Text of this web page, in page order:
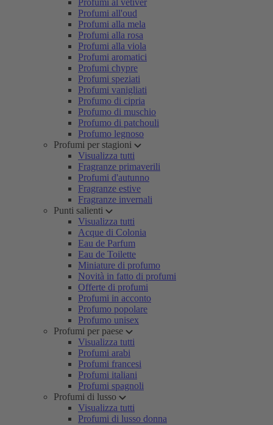
Profumi al vetiver
Profumi all'oud
Profumi alla mela
Profumi alla rosa
Profumi alla viola
Profumi aromatici
Profumi chypre
Profumi speziati
Profumi vanigliati
Profumo di cipria
Profumo di muschio
Profumo di patchouli
Profumo legnoso
Profumi per stagioni
Visualizza tutti
Fragranze primaverili
Profumi d'autunno
Fragranze estive
Fragranze invernali
Punti salienti
Visualizza tutti
Acque di Colonia
Eau de Parfum
Eau de Toilette
Miniature di profumo
Novità in fatto di profumi
Offerte di profumi
Profumi in acconto
Profumo popolare
Profumo unisex
Profumi per paese
Visualizza tutti
Profumi arabi
Profumi francesi
Profumi italiani
Profumi spagnoli
Profumi di lusso
Visualizza tutti
Profumi di lusso donna